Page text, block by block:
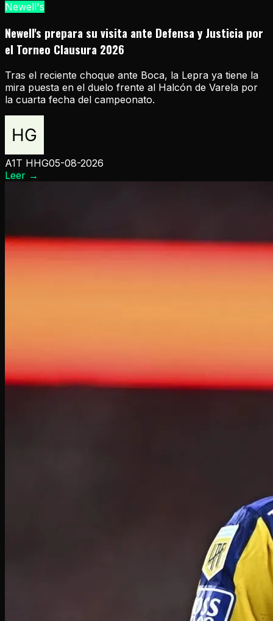
Newell's
Newell's prepara su visita ante Defensa y Justicia por
el Torneo Clausura 2026
Tras el reciente choque ante Boca, la Lepra ya tiene la
mira puesta en el duelo frente al Halcón de Varela por
la cuarta fecha del campeonato.
A1T HHG05-08-2026
Leer →